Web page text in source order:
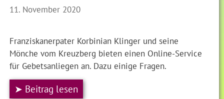
11. November 2020
Franziskanerpater Korbinian Klinger und seine
Mönche vom Kreuzberg bieten einen Online-Service
für Gebetsanliegen an. Dazu einige Fragen.
➤ Beitrag lesen